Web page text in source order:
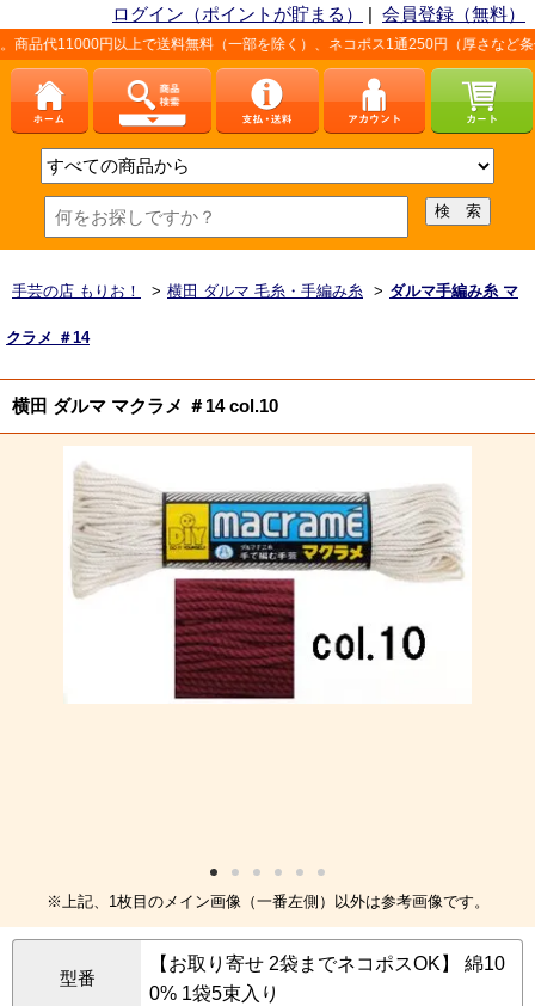
ログイン（ポイントが貯まる） | 会員登録（無料）
以上で送料無料（一部を除く）、ネコポス1通250円（厚さなど条件あり）。詳
手芸の店 もりお！ > 横田 ダルマ 毛糸・手編み糸 > ダルマ手編み糸 マ
クラメ ＃14
横田 ダルマ マクラメ ＃14 col.10
※上記、1枚目のメイン画像（一番左側）以外は参考画像です。
型番
【お取り寄せ 2袋までネコポスOK】 綿10
0% 1袋5束入り